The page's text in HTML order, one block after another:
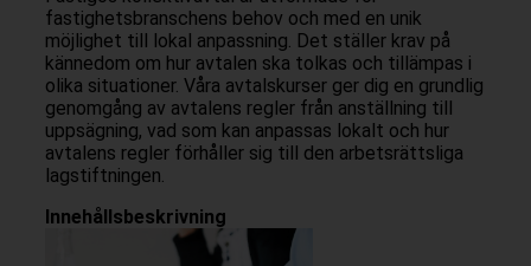
fastighetsbranschens behov och med en unik
möjlighet till lokal anpassning. Det ställer krav på
kännedom om hur avtalen ska tolkas och tillämpas i
olika situationer. Våra avtalskurser ger dig en grundlig
genomgång av avtalens regler från anställning till
uppsägning, vad som kan anpassas lokalt och hur
avtalens regler förhåller sig till den arbetsrättsliga
lagstiftningen.
Innehållsbeskrivning